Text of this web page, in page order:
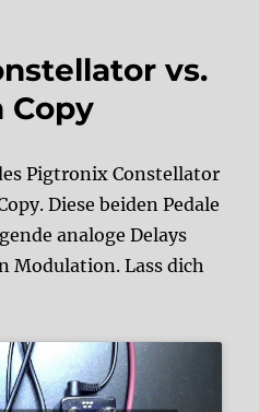
vs.
Copy
Pigtronix Constellator
Diese beiden Pedale
analoge Delays
Modulation. Lass dich